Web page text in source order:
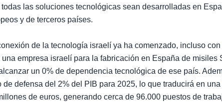
las soluciones tecnológicas sean desarrolladas en
y de terceros países.
de la tecnología israelí ya ha comenzado, incluso con
empresa israelí para la fabricación en España de misiles
un 0% de dependencia tecnológica de ese país.
de defensa del 2% del PIB para 2025, lo que traducirá en
de euros, generando cerca de 96.000 puestos de